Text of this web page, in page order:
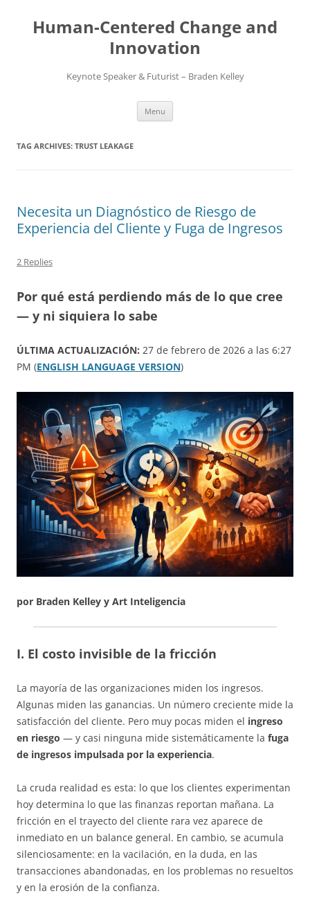
content
Human-Centered Change and
Innovation
Keynote Speaker & Futurist – Braden Kelley
Menu
TAG ARCHIVES: TRUST LEAKAGE
Necesita un Diagnóstico de Riesgo de
Experiencia del Cliente y Fuga de Ingresos
2 Replies
Por qué está perdiendo más de lo que cree
— y ni siquiera lo sabe
ÚLTIMA ACTUALIZACIÓN: 27 de febrero de 2026 a las 6:27
PM (ENGLISH LANGUAGE VERSION)
por Braden Kelley y Art Inteligencia
I. El costo invisible de la fricción
La mayoría de las organizaciones miden los ingresos.
Algunas miden las ganancias. Un número creciente mide la
satisfacción del cliente. Pero muy pocas miden el ingreso
en riesgo — y casi ninguna mide sistemáticamente la fuga
de ingresos impulsada por la experiencia.
La cruda realidad es esta: lo que los clientes experimentan
hoy determina lo que las finanzas reportan mañana. La
fricción en el trayecto del cliente rara vez aparece de
inmediato en un balance general. En cambio, se acumula
silenciosamente: en la vacilación, en la duda, en las
transacciones abandonadas, en los problemas no resueltos
y en la erosión de la confianza.